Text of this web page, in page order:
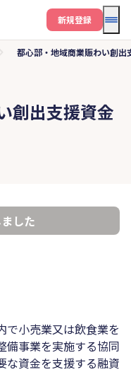
メ
新規登録
都心部・地域商業賑わい創出
創出支援資金
した
で小売業又は飲食業を
備事業を実施する協同
な資金を支援する融資